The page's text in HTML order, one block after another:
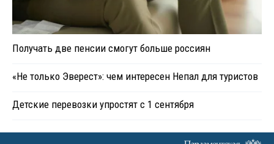
Получать две пенсии смогут больше россиян
«Не только Эверест»: чем интересен Непал для туристов
Детские перевозки упростят с 1 сентября